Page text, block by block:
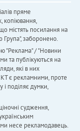
пряме
копіювання,
містять посилання на
Група", заборонено.
"Реклама" / "Новини
та публікуються на
які в них
є рекламними, проте
і поділяє думки,
судження,
несе рекламодавець.